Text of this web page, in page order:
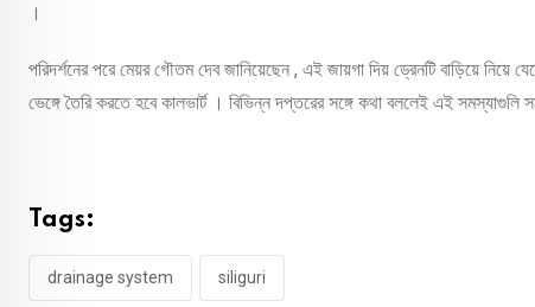
।
পরিদর্শনের পরে মেয়র গৌতম দেব জানিয়েছেন , এই জায়গা দিয় ড্রেনটি বাড়িয়ে
ভেঙ্গে তৈরি করতে হবে কালভার্ট । বিভিন্ন দপ্তরের সঙ্গে কথা বললেই এই সমস্যাগুলি
Tags:
drainage system siliguri